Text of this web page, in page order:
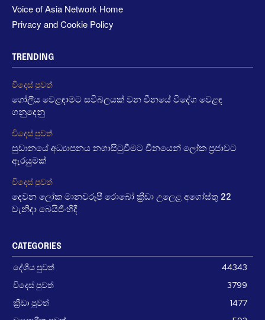
Voice of Asia Network Home
Privacy and Cookie Policy
TRENDING
විදෙස් පුවත්
ගෝලීය වෙළඳාමට සවිබලයක් වන චීනයේ විදේශ වෙළඳ
ගනුදෙනු
විදෙස් පුවත්
සුඩානයේ අධ්‍යාපනය නගාසිටුවීමට චීනයෙන් ලෝක ප්‍රජාවට
ඇරයුමක්
විදෙස් පුවත්
දෙවන ලෝක මානවරූපී රොබෝ ක්‍රීඩා උලෙළ අගෝස්තු 22
වැනිදා බෙයිජිංහිදී
CATEGORIES
දේශීය පුවත්
44343
විදෙස් පුවත්
3799
ක්‍රීඩා පුවත්
1477